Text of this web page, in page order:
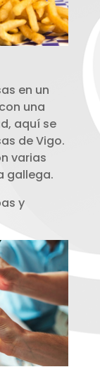
en un
una
aquí se
de Vigo.
varias
gallega.
y